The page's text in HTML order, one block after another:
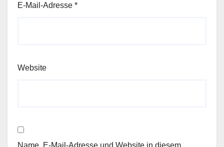
E-Mail-Adresse *
Website
Name, E-Mail-Adresse und Website in diesem